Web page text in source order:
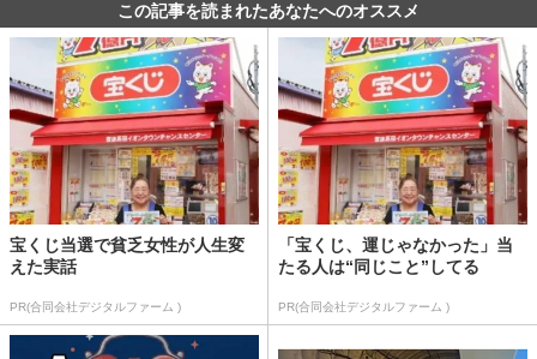
この記事を読まれたあなたへのオススメ
宝くじ当選で貧乏女性が人生変
えた実話
PR(合同会社デジタルファーム )
「宝くじ、運じゃなかった」当
たる人は“同じこと”してる
PR(合同会社デジタルファーム )